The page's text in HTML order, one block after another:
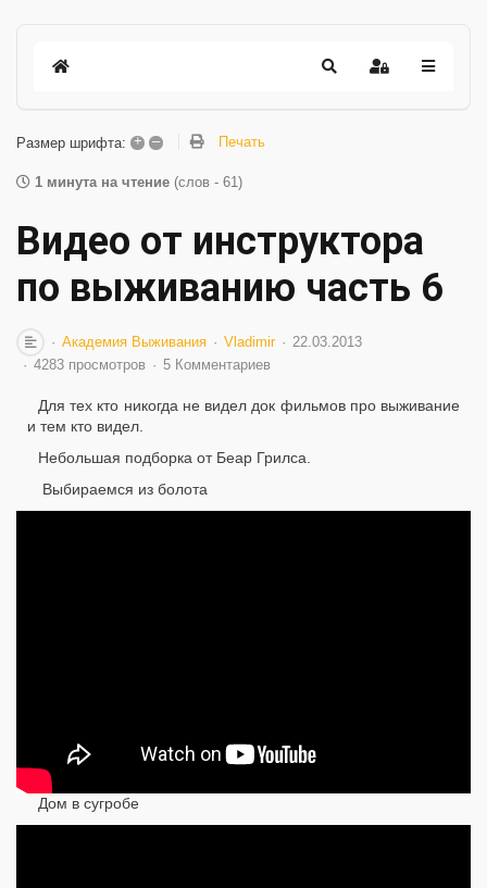
Размер шрифта: + – Печать
1 минута на чтение (слов - 61)
Видео от инструктора
по выживанию часть 6
Академия Выживания Vladimir
22.03.2013
4283 просмотров
5 Комментариев
Для тех кто никогда не видел док фильмов про выживание
и тем кто видел.
Небольшая подборка от Беар Грилса.
Выбираемся из болота
Дом в сугробе